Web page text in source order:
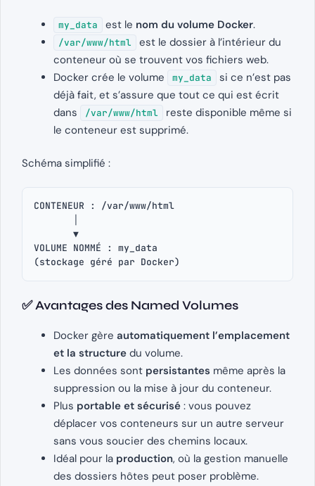
my_data est le nom du volume Docker.
/var/www/html
est le dossier à l’intérieur du
conteneur où se trouvent vos fichiers web.
Docker crée le volume
my_data
si ce n’est pas
déjà fait, et s’assure que tout ce qui est écrit
dans
/var/www/html
reste disponible même si
le conteneur est supprimé.
Schéma simplifié :
CONTENEUR : /var/www/html
       ▼
VOLUME NOMMÉ : my_data
(stockage géré par Docker)
✅ Avantages des Named Volumes
Docker gère automatiquement l’emplacement
et la structure du volume.
Les données sont persistantes même après la
suppression ou la mise à jour du conteneur.
Plus portable et sécurisé : vous pouvez
déplacer vos conteneurs sur un autre serveur
sans vous soucier des chemins locaux.
Idéal pour la production, où la gestion manuelle
des dossiers hôtes peut poser problème.